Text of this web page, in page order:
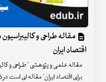
مقاله طراحی و
اقتصاد ایران
مقاله علمی و پژوهشی " طراحی و